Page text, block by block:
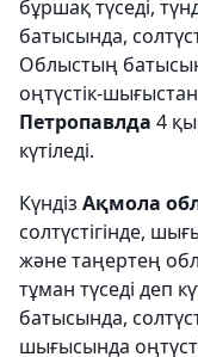
бұршақ түседі,
батысында,
Облыстың
оңтүстік-
Петропавлда 4
күтіледі.
Күндіз Ақмола
солтүстігінде,
және таңертең
тұман түседі деп
батысында,
шығысында